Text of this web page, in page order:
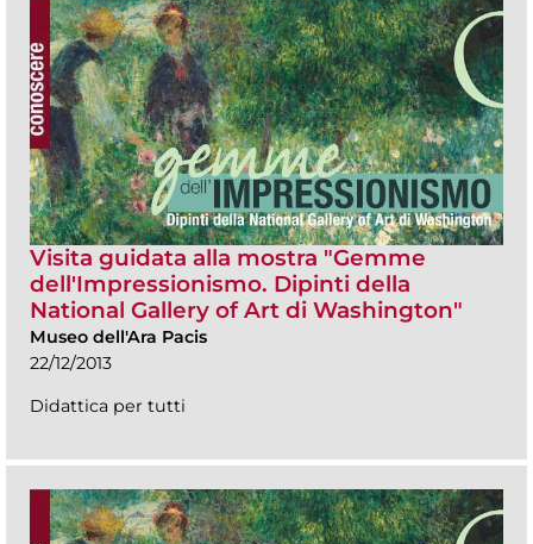
Visita guidata alla mostra "Gemme
dell'Impressionismo. Dipinti della
National Gallery of Art di Washington"
Museo dell'Ara Pacis
22/12/2013
Didattica per tutti